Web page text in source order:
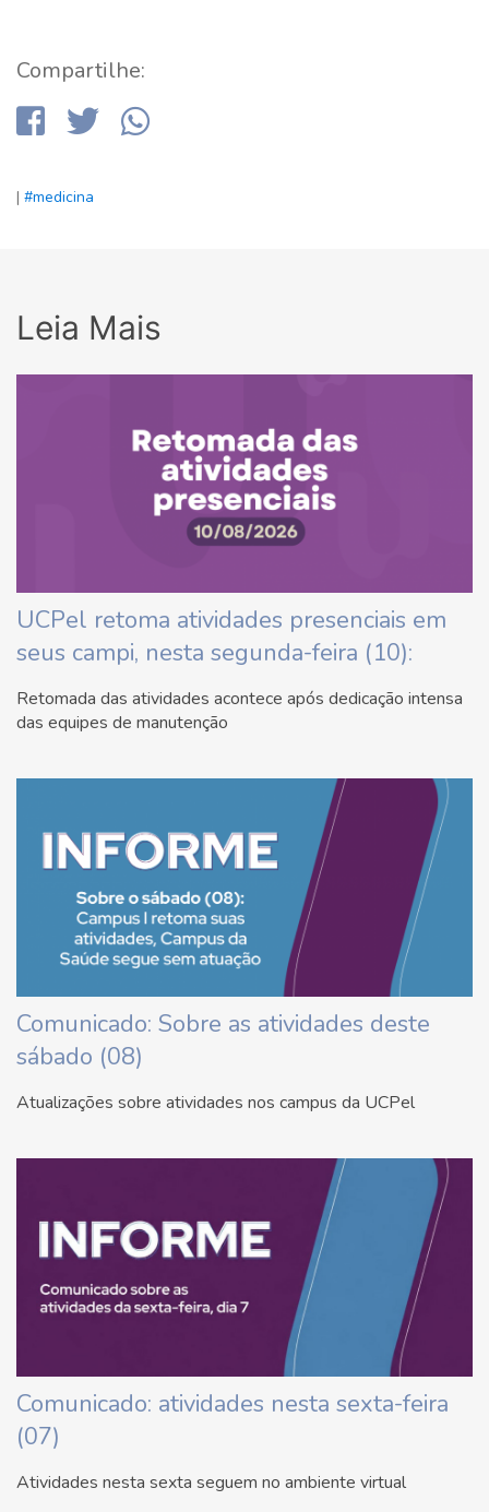
Compartilhe:
| #medicina
Leia Mais
UCPel retoma atividades presenciais em
seus campi, nesta segunda-feira (10):
Retomada das atividades acontece após dedicação intensa
das equipes de manutenção
Comunicado: Sobre as atividades deste
sábado (08)
Atualizações sobre atividades nos campus da UCPel
Comunicado: atividades nesta sexta-feira
(07)
Atividades nesta sexta seguem no ambiente virtual